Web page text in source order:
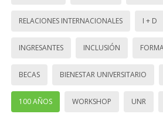
RELACIONES INTERNACIONALES I + D
INGRESANTES INCLUSIÓN
BECAS BIENESTAR UNIVERSITARIO
100 AÑOS WORKSHOP UNR